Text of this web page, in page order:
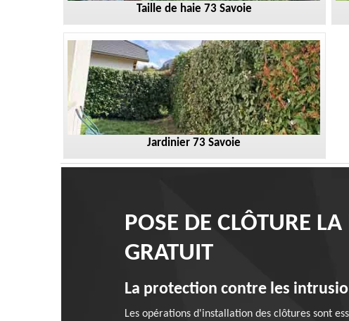
Taille de haie 73 Savoie
Jardinier 73 Savoie
POSE DE CLÔTURE
GRATUIT
La protection contre les
Les opérations d'installation des clôtures sont